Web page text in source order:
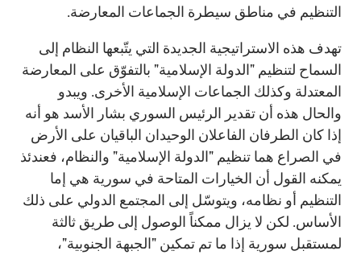
التنظيم في مناطق سيطرة الجماعات المعارضة.
تهدف هذه الاستراتيجية الجديدة التي يتّبعها النظام إلى
السماح لتنظيم "الدولة الإسلامية" بالتفوّق على المعارضة
المعتدلة وكذلك الجماعات الإسلامية الأخرى. ويبدو
والحال هذه أن تقدير الرئيس السوري بشار الأسد هو أنه
إذا كان الطرفان الفاعلان الوحيدان الباقيان على الأرض
في الصراع هما تنظيم "الدولة الإسلامية" والنظام، فعندئذ
يمكنه القول أن الخيارات المتاحة في سورية هي إما
التنظيم أو نظامه، ويتوسّل إلى المجتمع الدولي على ذلك
الأساس. لكن لا يزال ممكناً الوصول إلى طريق ثالثة
لمستقبل سورية إذا ما تم تمكين "الجبهة الجنوبية"،